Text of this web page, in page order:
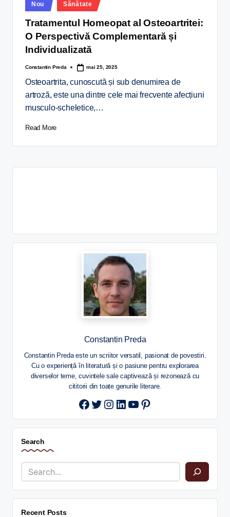
Nou Sănătate
Tratamentul Homeopat al Osteoartritei:
O Perspectivă Complementară și
Individualizată
Constantin Preda mai 25, 2025
Osteoartrita, cunoscută și sub denumirea de
artroză, este una dintre cele mai frecvente afecțiuni
musculo-scheletice,…
Read More
Constantin Preda
Constantin Preda este un scriitor versatil, pasionat de povestiri.
Cu o experiență în literatură și o pasiune pentru explorarea
diverselor teme, cuvintele sale captivează și rezonează cu
cititorii din toate genurile literare.
Twitter
Instagram
LinkedIn
YouTube
Pinterest
Search
Recent Posts